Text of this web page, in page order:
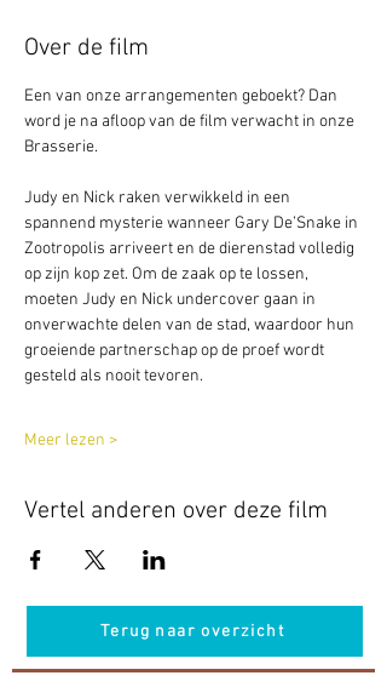
Over de film
Een van onze arrangementen geboekt? Dan
word je na afloop van de film verwacht in onze
Brasserie.
Judy en Nick raken verwikkeld in een
spannend mysterie wanneer Gary De’Snake in
Zootropolis arriveert en de dierenstad volledig
op zijn kop zet. Om de zaak op te lossen,
moeten Judy en Nick undercover gaan in
onverwachte delen van de stad, waardoor hun
groeiende partnerschap op de proef wordt
gesteld als nooit tevoren.
Meer lezen >
Vertel anderen over deze film
Terug naar overzicht